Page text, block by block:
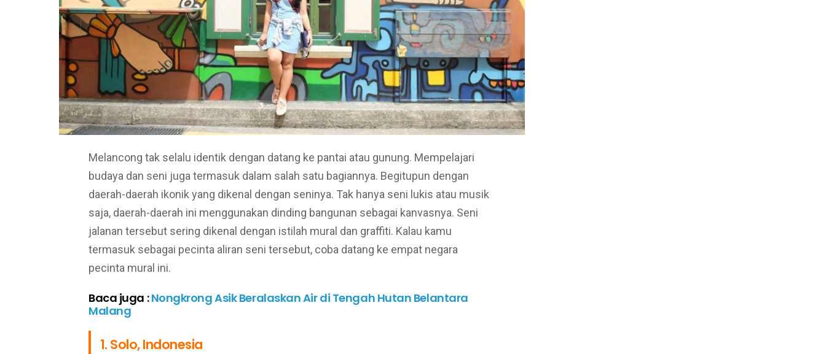
Melancong tak selalu identik dengan datang ke pantai atau gunung. Mempelajari
budaya dan seni juga termasuk dalam salah satu bagiannya. Begitupun dengan
daerah-daerah ikonik yang dikenal dengan seninya. Tak hanya seni lukis atau musik
saja, daerah-daerah ini menggunakan dinding bangunan sebagai kanvasnya. Seni
jalanan tersebut sering dikenal dengan istilah mural dan graffiti. Kalau kamu
termasuk sebagai pecinta aliran seni tersebut, coba datang ke empat negara
pecinta mural ini.
Baca juga :Nongkrong Asik Beralaskan Air di Tengah Hutan Belantara
Malang
1. Solo, Indonesia